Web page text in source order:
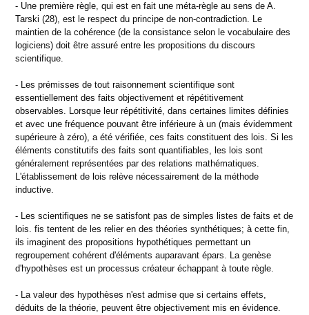
- Une première règle, qui est en fait une méta-règle au sens de A.
Tarski (28), est le respect du principe de non-contradiction. Le
maintien de la cohérence (de la consistance selon le vocabulaire des
logiciens) doit être assuré entre les propositions du discours
scientifique.
- Les prémisses de tout raisonnement scientifique sont
essentiellement des faits objectivement et répétitivement
observables. Lorsque leur répétitivité, dans certaines limites définies
et avec une fréquence pouvant être inférieure à un (mais évidemment
supérieure à zéro), a été vérifiée, ces faits constituent des lois. Si les
éléments constitutifs des faits sont quantifiables, les lois sont
généralement représentées par des relations mathématiques.
L'établissement de lois relève nécessairement de la méthode
inductive.
- Les scientifiques ne se satisfont pas de simples listes de faits et de
lois. fis tentent de les relier en des théories synthétiques; à cette fin,
ils imaginent des propositions hypothétiques permettant un
regroupement cohérent d'éléments auparavant épars. La genèse
d'hypothèses est un processus créateur échappant à toute règle.
- La valeur des hypothèses n'est admise que si certains effets,
déduits de la théorie, peuvent être objectivement mis en évidence.